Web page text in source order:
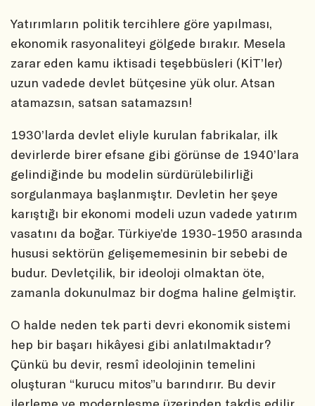
Yatırımların politik tercihlere göre yapılması,
ekonomik rasyonaliteyi gölgede bırakır. Mesela
zarar eden kamu iktisadi teşebbüsleri (KİT’ler)
uzun vadede devlet bütçesine yük olur. Atsan
atamazsın, satsan satamazsın!
1930’larda devlet eliyle kurulan fabrikalar, ilk
devirlerde birer efsane gibi görünse de 1940’lara
gelindiğinde bu modelin sürdürülebilirliği
sorgulanmaya başlanmıştır. Devletin her şeye
karıştığı bir ekonomi modeli uzun vadede yatırım
vasatını da boğar. Türkiye’de 1930-1950 arasında
hususi sektörün gelişememesinin bir sebebi de
budur. Devletçilik, bir ideoloji olmaktan öte,
zamanla dokunulmaz bir dogma haline gelmiştir.
O halde neden tek parti devri ekonomik sistemi
hep bir başarı hikâyesi gibi anlatılmaktadır?
Çünkü bu devir, resmî ideolojinin temelini
oluşturan “kurucu mitos”u barındırır. Bu devir